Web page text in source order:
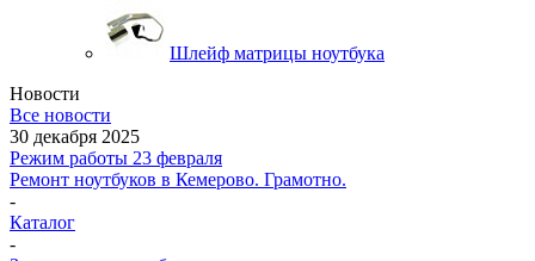
Шлейф матрицы ноутбука
Новости
Все новости
30 декабря 2025
Режим работы 23 февраля
Ремонт ноутбуков в Кемерово. Грамотно.
-
Каталог
-